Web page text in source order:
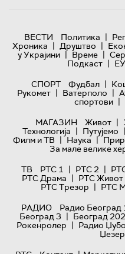
ВЕСТИ Политика |
Хроника | Друштво |
у Украјини | Време |
Подкаст |
СПОРТ
Фудбал |
Рукомет | Ватерполо |
спортови |
МАГАЗИН
Живот |
Технологијa | Путујемо |
Филм и ТВ | Наука |
За мале велике
ТВ
РТС 1 | РТС 2 |
РТС Драма | РТС Живот
РТС Трезор | РТС
РАДИО
Радио Београд
Београд 3 | Београд 202
Рокенролер | Радио
Џезер